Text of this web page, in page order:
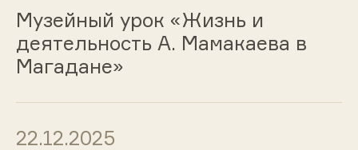
Музейный урок «Жизнь и
деятельность А. Мамакаева в
Магадане»
22.12.2025